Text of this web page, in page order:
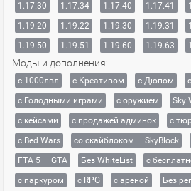
1.17.30
1.17.34 1.17.40 1.17.41
1.19.20
1.19.22 1.19.30 1.19.31
1.19.50
1.19.51 1.19.60 1.19.63
Моды и дополнения:
с 1000лвл c Креативом с Дюпом
с Голодными играми
с оружием Sky
с кейсами
с продажей админок с
с Bed Wars
со скайблоком — SkyBlock
ГТА 5 — GTA
Без WhiteList
с
с паркуром
с RPG с ареной
Без